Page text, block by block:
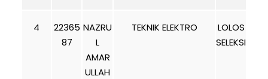
4
22365
87
NAZRU
L
AMAR
ULLAH
TEKNIK ELEKTRO
LOLOS
SELEKSI